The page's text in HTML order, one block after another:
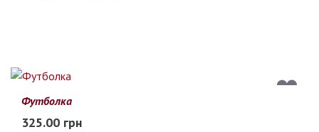
Футболка
325.00 грн